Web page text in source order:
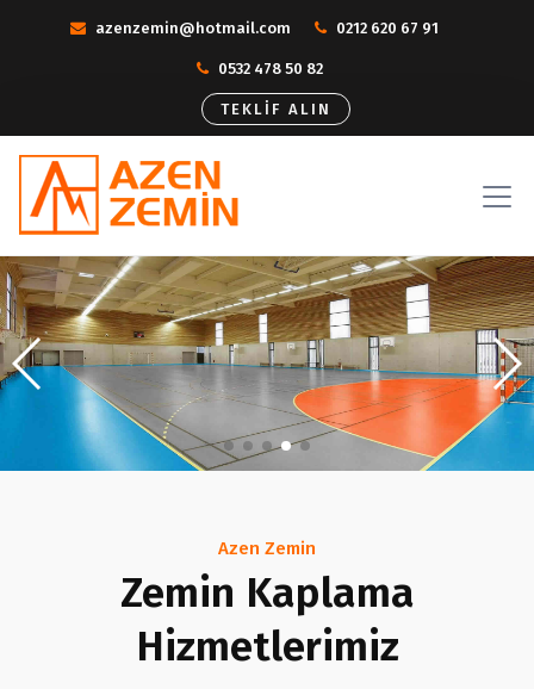
azenzemin@hotmail.com 0212 620 67 91
0532 478 50 82
TEKLİF ALIN
Azen Zemin
Zemin Kaplama
Hizmetlerimiz